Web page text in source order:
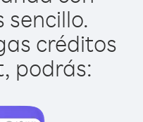
sencillo.
créditos
podrás: